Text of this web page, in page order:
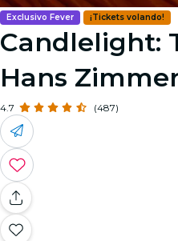
Exclusivo Fever ¡Tickets volando!
Candlelight:
Hans
4.7 (487)